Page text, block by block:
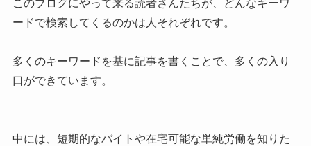
このブログにやって来る読者さんたちが、どんなキーワ
ードで検索してくるのかは人それぞれです。
多くのキーワードを基に記事を書くことで、多くの入り
口ができています。
中には、短期的なバイトや在宅可能な単純労働を知りた